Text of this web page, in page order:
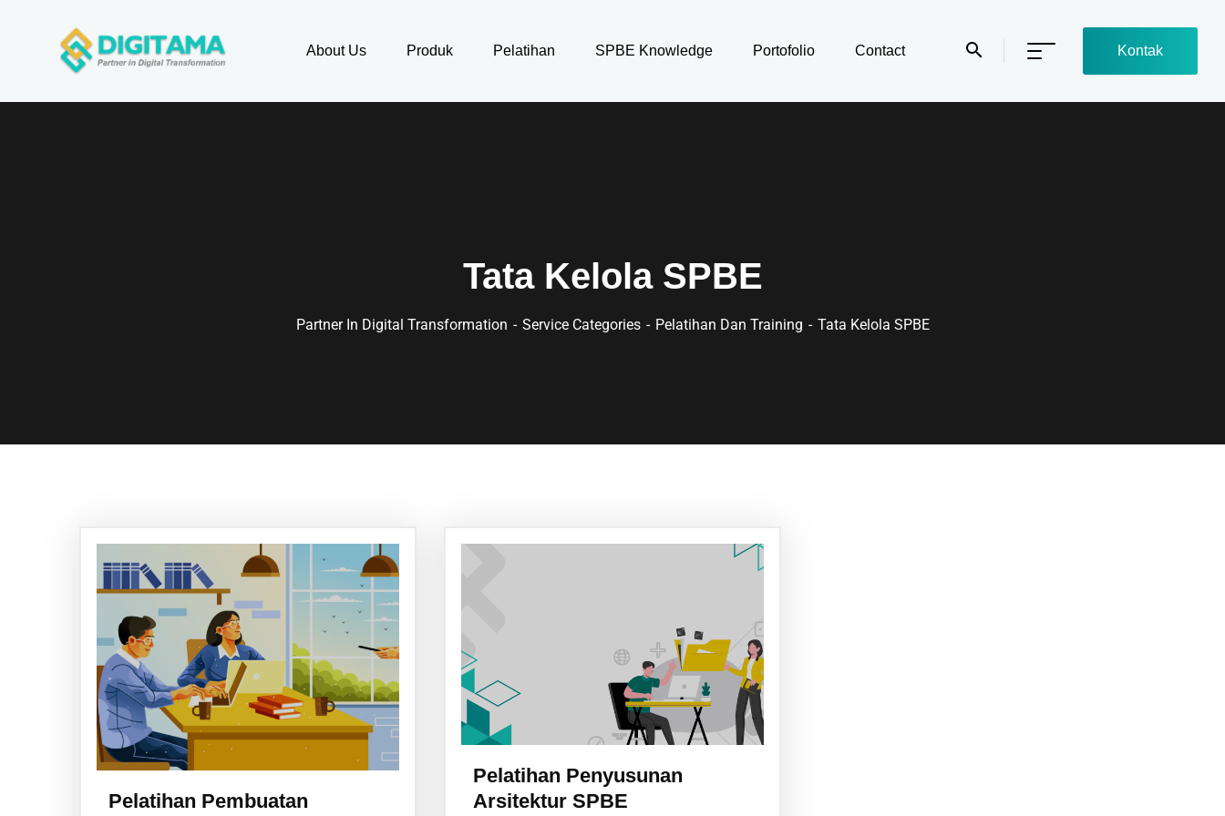
About Us Produk Pelatihan SPBE Knowledge Portofolio Contact Kontak
Tata Kelola SPBE
Partner In Digital Transformation Service Categories Pelatihan Dan Training Tata Kelola SPBE
Pelatihan Pembuatan
Pelatihan Penyusunan
Arsitektur SPBE
DTA Square ( Downtown Area ) Seturan Jl.
Seturan Raya No.9a, Kledokan, Caturtunggal,
Links
SPBE Knowledge FAQ